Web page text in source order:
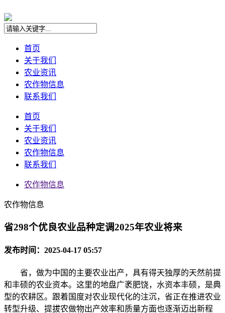
首页
关于我们
农业资讯
农作物信息
联系我们
首页
关于我们
农业资讯
农作物信息
联系我们
农作物信息
农作物信息
省298个优良农业品种定调2025年农业将来
发布时间：2025-04-17 05:57
省，做为中国的主要农业出产，具有得天独厚的天然前提
和丰硕的农业资本。这里的地盘广袤肥饶，水资本丰硕，是典
型的农耕区。跟着国度对农业现代化的注沉，省正在推进农业
转型升级、提拔农做物出产效率和质量方面也逐渐迈出新程